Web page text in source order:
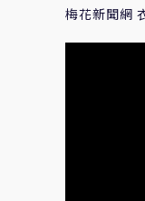
梅花新聞網